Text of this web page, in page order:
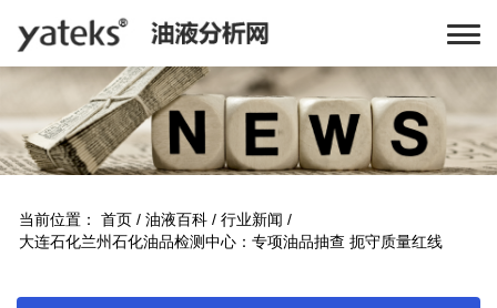
当前位置： 首页 / 油液百科 / 行业新闻 /
大连石化兰州石化油品检测中心：专项油品抽查 扼守质量红线